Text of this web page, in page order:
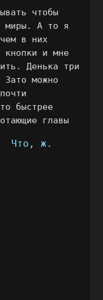
чтобы
миры. А то я
в них
кнопки и мне
Денька три
Зато можно
быстрее
главы